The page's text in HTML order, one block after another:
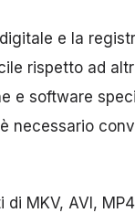
e la
rispetto ad
e software
necessario
MKV, AVI,